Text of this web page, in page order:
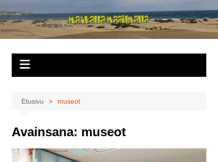
sisältöön
Matkalla
maailmalla
Etusivu museot
Avainsana: museot